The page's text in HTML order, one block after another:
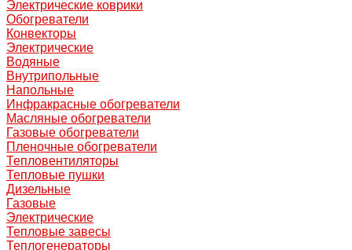
Электрические коврики
Обогреватели
Конвекторы
Электрические
Водяные
Внутрипольные
Напольные
Инфракрасные обогреватели
Масляные обогреватели
Газовые обогреватели
Пленочные обогреватели
Тепловентиляторы
Тепловые пушки
Дизельные
Газовые
Электрические
Тепловые завесы
Теплогенераторы